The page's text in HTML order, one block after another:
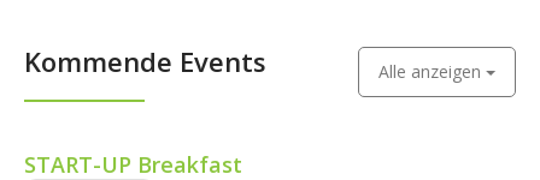
Kommende Events Alle anzeigen
START-UP Breakfast